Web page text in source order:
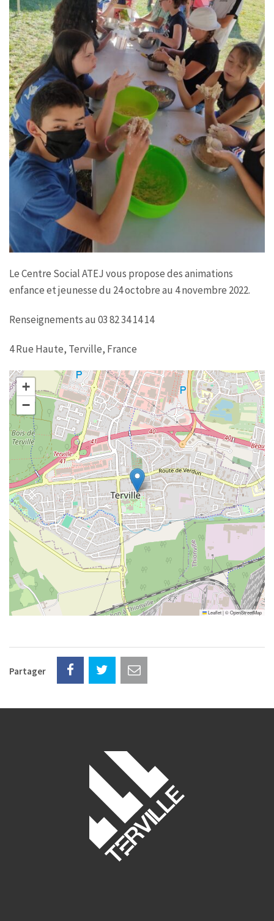
Le Centre Social ATEJ vous propose des animations
enfance et jeunesse du 24 octobre au 4 novembre 2022.
Renseignements au 03 82 34 14 14
4 Rue Haute, Terville, France
+
−
Leaflet|©OpenStreetMap
Partager